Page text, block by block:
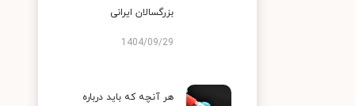
بزرگسالان ایرانی
1404/09/29
هر آنچه که باید درباره